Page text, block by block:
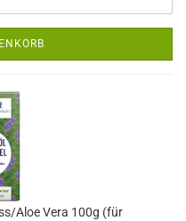
Aloe Vera 100g (für